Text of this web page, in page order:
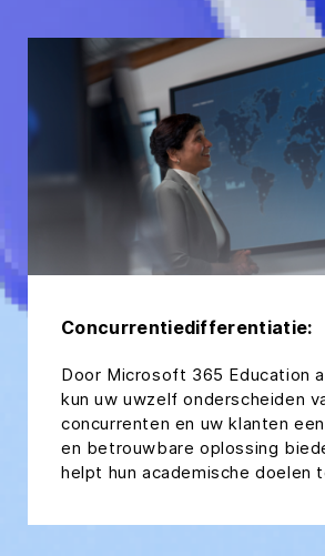
Concurrentiedifferentiatie:
Door Microsoft 365 Education
kun uw uwzelf onderscheiden
concurrenten en uw klanten
en betrouwbare oplossing
helpt hun academische doelen